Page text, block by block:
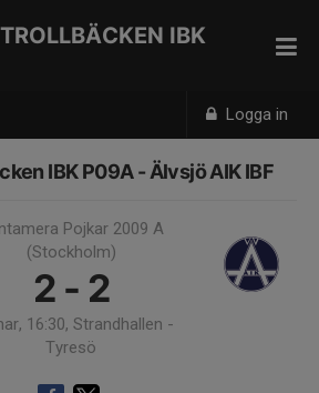
Logga in
IBK
IBK P09A - Älvsjö AIK IBF
Pojkar 2009 A
(Stockholm)
2 - 2
16:30, Strandhallen -
Tyresö